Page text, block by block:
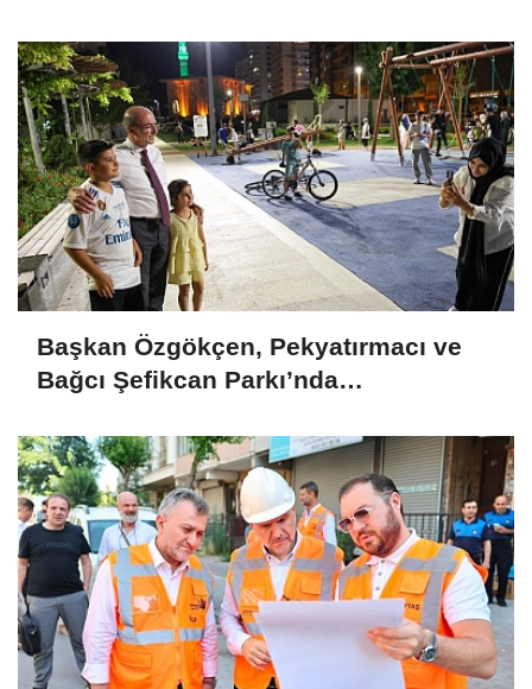
Başkan Özgökçen, Pekyatırmacı ve
Bağcı Şefikcan Parkı’nda